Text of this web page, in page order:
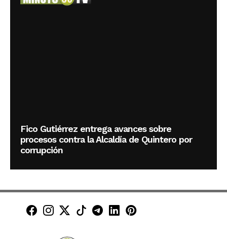
Fico Gutiérrez entrega avances sobre
procesos contra la Alcaldía de Quintero por
corrupción
Minuto30 en Facebook
Minuto30 en Instagram
Minuto30 en X (Twitter)
Minuto30 en TikTok
Canal de Minuto30 en
Minuto30 en LinkedIn
Minuto30 en